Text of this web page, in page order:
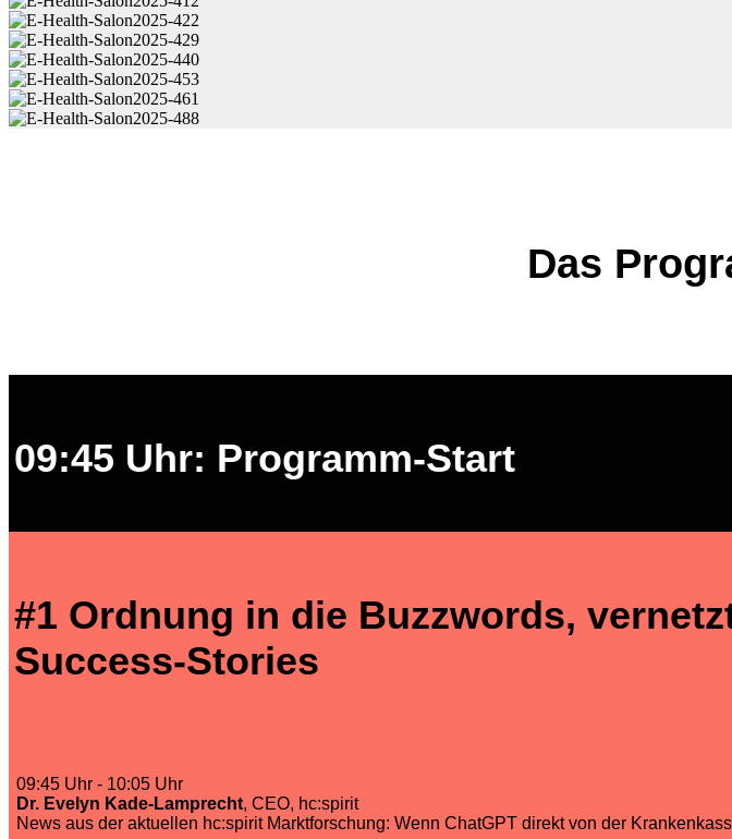
Das
09:45 Uhr: Programm-Start
#1 Ordnung in die Buzzwords,
Success-Stories
09:45 Uhr - 10:05 Uhr
Dr. Evelyn Kade-Lamprecht, CEO, hc:spirit
News aus der aktuellen hc:spirit Marktforschung: Wenn ChatGPT direkt von der